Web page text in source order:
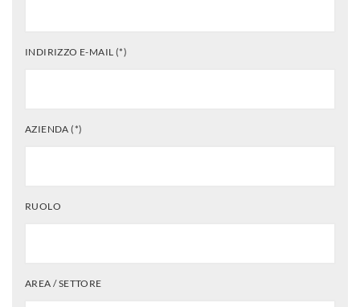
INDIRIZZO E-MAIL (*)
AZIENDA (*)
RUOLO
AREA / SETTORE